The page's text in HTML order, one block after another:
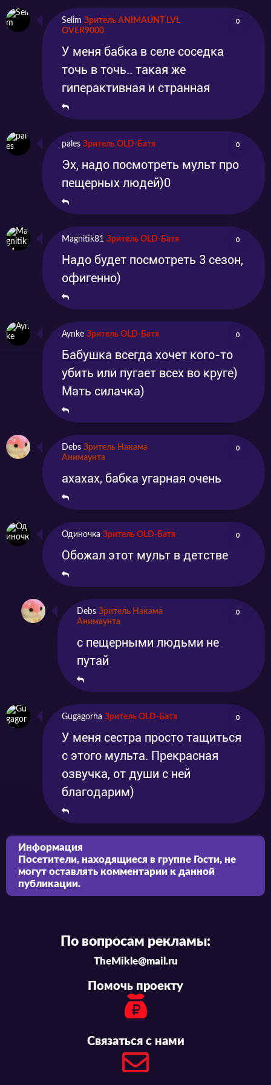
найдется грандиозный повод вступить в
ожесточенное противостояние, доказывая
свое превосходство во всем.
Не забудьте поделиться с друзьями местом,
Семейка Крудс: Семейное древо, абсолютно
бесплатно и в хорошем качестве и
профессиональной многоголосой озвучке!
Selim Зритель ANIMAUNT LVL
OVER9000
0
У меня бабка в селе соседка
точь в точь.. такая же
гиперактивная и странная
pales Зритель OLD-Батя 0
Эх, надо посмотреть мульт про
пещерных людей)0
Magnitik81 Зритель OLD-Батя 0
Надо будет посмотреть 3 сезон,
офигенно)
Aynke Зритель OLD-Батя 0
Бабушка всегда хочет кого-то
убить или пугает всех во круге)
Мать силачка)
Debs Зритель Накама
Анимаунта
0
ахахах, бабка угарная очень
Одиночка Зритель OLD-Батя 0
Обожал этот мульт в детстве
Debs Зритель Накама
Анимаунта
0
с пещерными людьми не
путай
Gugagorha Зритель OLD-Батя 0
У меня сестра просто тащиться
с этого мульта. Прекрасная
озвучка, от души с ней
благодарим)
Информация
Посетители, находящиеся в группе Гости, не
могут оставлять комментарии к данной
публикации.
По вопросам рекламы:
TheMikle@mail.ru
Помочь проекту
Связаться с нами